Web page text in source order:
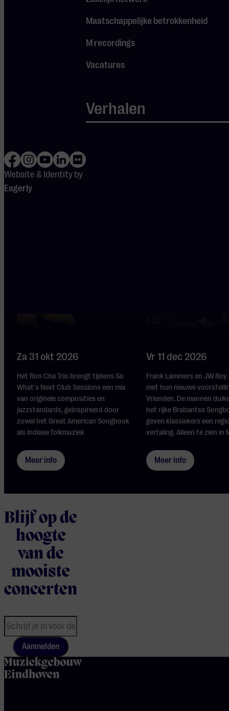
Maatschappelijke betrokkenheid
M recordings
Vacatures
Verhalen
Website & Identity by
Eagerly
interessant
Za 31 okt 2026
Het Ron Cha Trio brengt tijdens So
What's Next Club Sessions een mix
van originele composities en
jazzstandards, geïnspireerd door
zowel het Great American Songbook
als Indiase folkmuziek
Meer info
Vr 11 dec 2026
Frank Lammers en JW
met hun nieuwe
Vrienden. De mannen
het rijke Brabantse
geven klassiekers een
vertaling. Alleen te zien in
Meer info
Blijf op de
hoogte
van de
mooiste
concerten
Aanmelden